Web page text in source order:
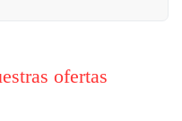
ofertas